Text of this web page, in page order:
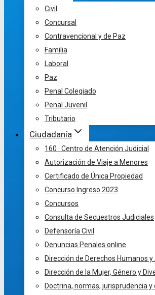
Civil
Concursal
Contravencional y de Paz
Familia
Laboral
Paz
Penal Colegiado
Penal Juvenil
Tributario
Ciudadanía
160 · Centro de Atención Judicial
Autorización de Viaje a Menores
Certificado de Única Propiedad
Concurso Ingreso 2023
Concursos
Consulta de Secuestros Judiciales
Defensoría Civil
Denuncias Penales online
Dirección de Derechos Humanos
Dirección de la Mujer, Género y
Doctrina, normas, jurisprudencia y